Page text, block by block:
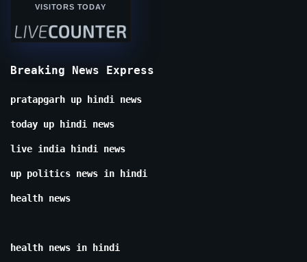
VISITORS TODAY
Breaking News Express
pratapgarh up hindi news
today up hindi news
live india hindi news
up politics news in hindi
health news
health news in hindi